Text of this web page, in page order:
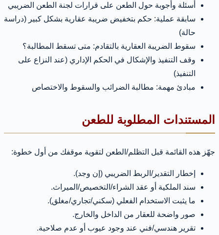
أسئلة وأجوبة حول الطعن على قرارات لجنة الطعن الضريبي
سابقة عملية: حكم بتخفيض ضريبة عقارية بشكل كبير (دراسة
حالة)
سقوط الضريبة العقارية بالتقادم: متى تسقط المطالبة؟
وقف التنفيذ والإشكال في الحكم الإداري (عند النزاع على
التنفيذ)
مبادئ مهمة: مطالبة الضرائب والسقوط والاختصاص
المستندات المطلوبة للطعن
جهّز هذه القائمة قبل التظلم/الطعن لتقوية موقفك من أول خطوة:
إخطار التقدير/الربط الضريبي (إن وجد).
سند الملكية أو عقد الشراء/التخصيص/الميراث.
ما يثبت الاستخدام الفعلي (سكني/تجاري/مغلق).
صور واضحة للعقار من الداخل والخارج.
تقرير هندسي/فني عند وجود عيوب أو عدم صلاحية.